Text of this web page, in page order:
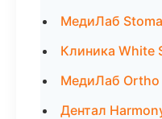
МедиЛаб
Клиника White
МедиЛаб
Дентал